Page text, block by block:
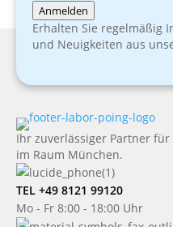
Anmelden
Erhalten Sie regelmäßig
und Neuigkeiten aus
Ihr zuverlässiger Partner
im Raum München.
TEL +49 8121 99120
Mo - Fr 8:00 - 18:00 Uhr